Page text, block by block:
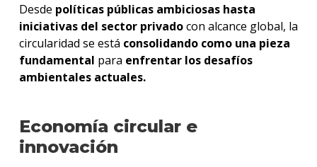
Desde políticas públicas ambiciosas hasta
iniciativas del sector privadocon alcance global, la
circularidad se está consolidando como una pieza
fundamental para enfrentar los desafíos
ambientales actuales.
Economía circular e
innovación